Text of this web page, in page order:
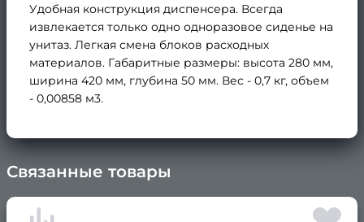
Удобная конструкция диспенсера. Всегда
извлекается только одно одноразовое сиденье на
унитаз. Легкая смена блоков расходных
материалов. Габаритные размеры: высота 280 мм,
ширина 420 мм, глубина 50 мм. Вес - 0,7 кг, объем
- 0,00858 м3.
Связанные товары